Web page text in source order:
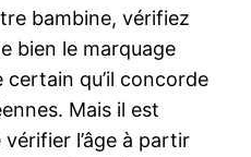
bambine, vérifiez
bien le marquage
certain qu’il concorde
Mais il est
l’âge à partir